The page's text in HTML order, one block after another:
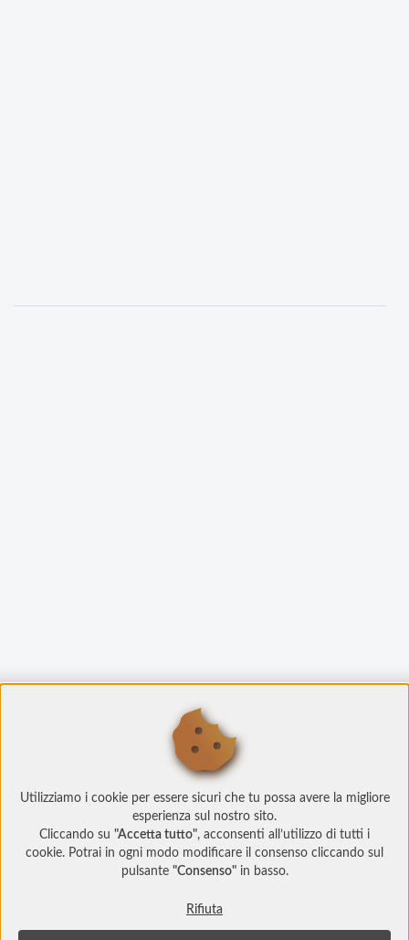
Utilizziamo i cookie per essere sicuri che tu possa avere la migliore
esperienza sul nostro sito.
Cliccando su "Accetta tutto", acconsenti all’utilizzo di tutti i
cookie. Potrai in ogni modo modificare il consenso cliccando sul
pulsante "Consenso"in basso.
Rifiuta